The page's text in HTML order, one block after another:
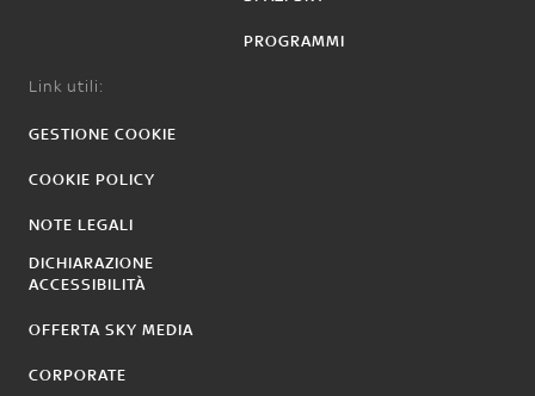
PROGRAMMI
Link utili:
GESTIONE COOKIE
COOKIE POLICY
NOTE LEGALI
DICHIARAZIONE
ACCESSIBILITÀ
OFFERTA SKY MEDIA
CORPORATE